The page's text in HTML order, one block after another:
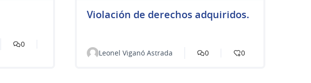
0
Violación de derechos adquiridos.
Leonel Viganó Astrada 0 0